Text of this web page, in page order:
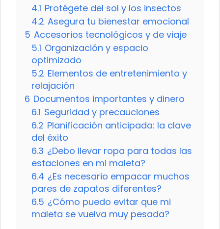
4.1 Protégete del sol y los insectos
4.2 Asegura tu bienestar emocional
5 Accesorios tecnológicos y de viaje
5.1 Organización y espacio
optimizado
5.2 Elementos de entretenimiento y
relajación
6 Documentos importantes y dinero
6.1 Seguridad y precauciones
6.2 Planificación anticipada: la clave
del éxito
6.3 ¿Debo llevar ropa para todas las
estaciones en mi maleta?
6.4 ¿Es necesario empacar muchos
pares de zapatos diferentes?
6.5 ¿Cómo puedo evitar que mi
maleta se vuelva muy pesada?